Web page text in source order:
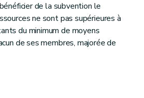
de la subvention le
ne sont pas supérieures à
du minimum de moyens
de ses membres, majorée de